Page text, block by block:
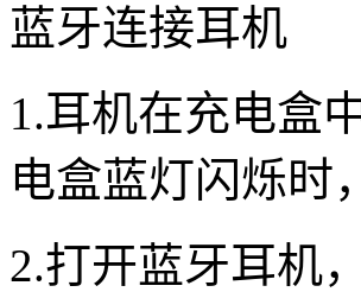
蓝牙连接耳机
1.耳机在充电盒
电盒蓝灯闪烁时
2.打开蓝牙耳机